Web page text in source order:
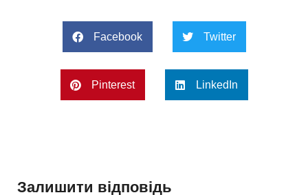
Facebook Twitter
Pinterest LinkedIn
Залишити відповідь